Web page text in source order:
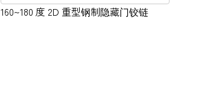
160~180 度 2D 重型钢制隐藏门铰链